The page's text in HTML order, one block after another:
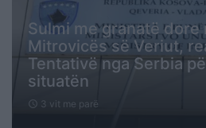
Sulmi me granatë dore
Mitrovicës së Veriut,
Tentativë nga Serbia
situatën
schedule 3 vit me parë